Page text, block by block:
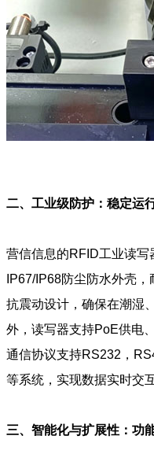
二、工业级防护：稳定运
营信信息的RFID工业读写
IP67/IP68防尘防水外壳
抗震动设计，确保在潮湿
外，读写器支持PoE供电
通信协议支持RS232，
等系统，实现数据实时交
三、智能化与扩展性：功